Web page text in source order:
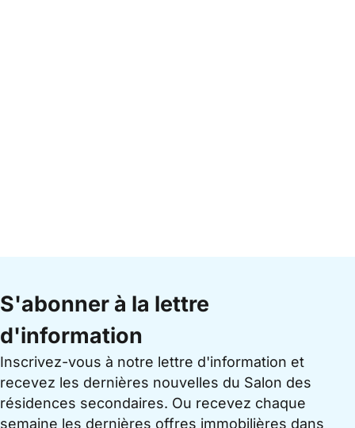
S'abonner à la lettre
d'information
Inscrivez-vous à notre lettre d'information et
recevez les dernières nouvelles du Salon des
résidences secondaires. Ou recevez chaque
semaine les dernières offres immobilières dans